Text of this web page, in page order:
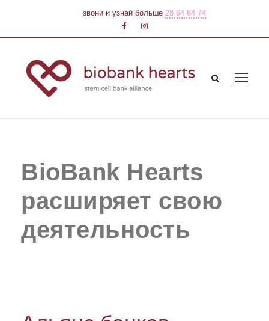
звони и узнай больше28 64 64 74
BioBank Hearts
расширяет свою
деятельность